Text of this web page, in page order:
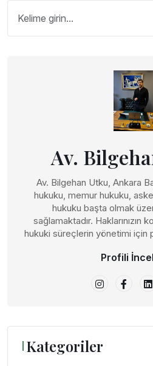
Av.
Av. Bilgehan Utku, Ankara
hukuku, memur hukuku,
hukuku başta olmak
sağlamaktadır. Haklarınızın
hukuki süreçlerin yönetimi için
Profili
Kategoriler